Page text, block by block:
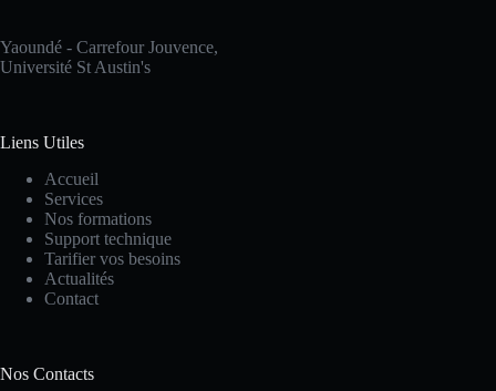
Yaoundé - Carrefour Jouvence,
Université St Austin's
Liens Utiles
Accueil
Services
Nos formations
Support technique
Tarifier vos besoins
Actualités
Contact
Nos Contacts